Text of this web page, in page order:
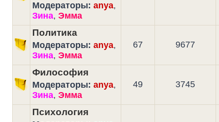
Модераторы: anya,
Зина, Эмма
Политика
Модераторы: anya,
Зина, Эмма
67 9677
Философия
Модераторы: anya,
Зина, Эмма
49 3745
Психология